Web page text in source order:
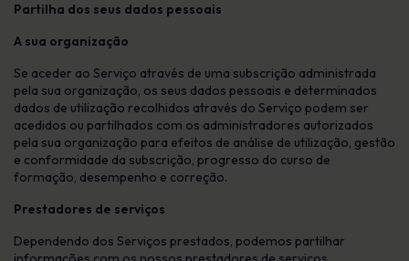
Partilha dos seus dados pessoais
A sua organização
Se aceder ao Serviço através de uma subscrição administrada
pela sua organização, os seus dados pessoais e determinados
dados de utilização recolhidos através do Serviço podem ser
acedidos ou partilhados com os administradores autorizados
pela sua organização para efeitos de análise de utilização, gestão
e conformidade da subscrição, progresso do curso de
formação, desempenho e correção.
Prestadores de serviços
Dependendo dos Serviços prestados, podemos partilhar